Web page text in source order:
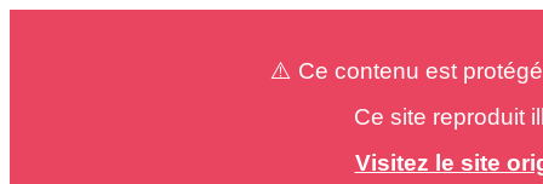
⚠️ Ce contenu est
Ce site reproduit
Visitez le site